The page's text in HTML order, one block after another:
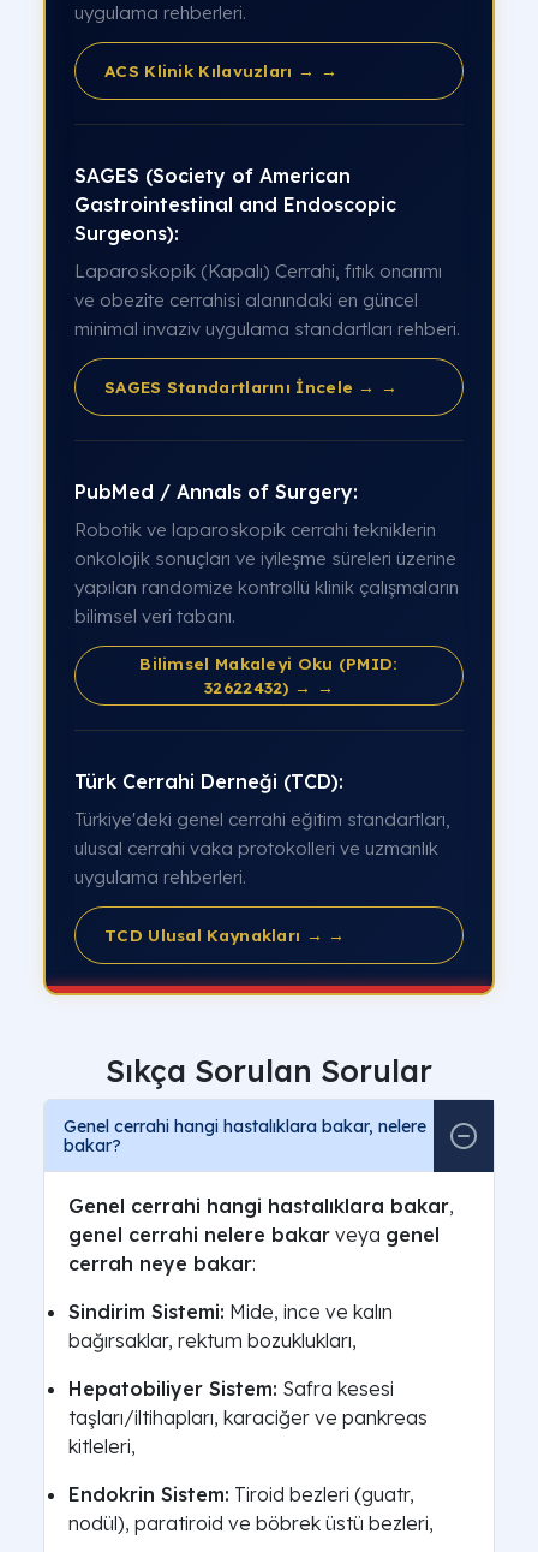
uygulama rehberleri.
ACS Klinik Kılavuzları → →
SAGES (Society of American
Gastrointestinal and Endoscopic
Surgeons):
Laparoskopik (Kapalı) Cerrahi, fıtık onarımı
ve obezite cerrahisi alanındaki en güncel
minimal invaziv uygulama standartları rehberi.
SAGES Standartlarını İncele → →
PubMed / Annals of Surgery:
Robotik ve laparoskopik cerrahi tekniklerin
onkolojik sonuçları ve iyileşme süreleri üzerine
yapılan randomize kontrollü klinik çalışmaların
bilimsel veri tabanı.
Bilimsel Makaleyi Oku (PMID:
32622432) → →
Türk Cerrahi Derneği (TCD):
Türkiye'deki genel cerrahi eğitim standartları,
ulusal cerrahi vaka protokolleri ve uzmanlık
uygulama rehberleri.
TCD Ulusal Kaynakları → →
Sıkça Sorulan Sorular
Genel cerrahi hangi hastalıklara bakar, nelere
bakar?
Genel cerrahi hangi hastalıklara bakar,
genel cerrahi nelere bakar veya genel
cerrah neye bakar:
Sindirim Sistemi: Mide, ince ve kalın
bağırsaklar, rektum bozuklukları,
Hepatobiliyer Sistem: Safra kesesi
taşları/iltihapları, karaciğer ve pankreas
kitleleri,
Endokrin Sistem: Tiroid bezleri (guatr,
nodül), paratiroid ve böbrek üstü bezleri,